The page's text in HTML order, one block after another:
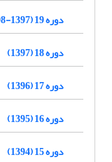
دوره 19 (1397-1398)
دوره 18 (1397)
دوره 17 (1396)
دوره 16 (1395)
دوره 15 (1394)